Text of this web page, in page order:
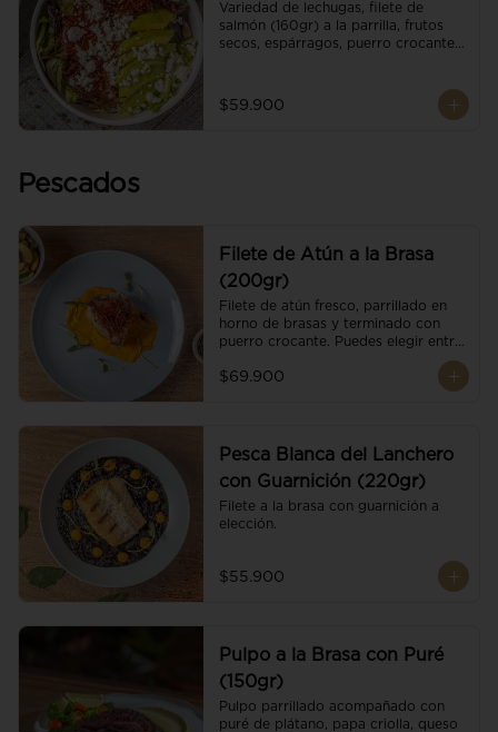
Variedad de lechugas, filete de
salmón (160gr) a la parrilla, frutos
secos, espárragos, puerro crocante,
$59.900
Pescados
Filete de Atún a la Brasa
(200gr)
Filete de atún fresco, parrillado en
horno de brasas y terminado con
puerro crocante. Puedes elegir entre
$69.900
Pesca Blanca del Lanchero
con Guarnición (220gr)
Filete a la brasa con guarnición a
elección.
$55.900
Pulpo a la Brasa con Puré
(150gr)
Pulpo parrillado acompañado con
puré de plátano, papa criolla, queso